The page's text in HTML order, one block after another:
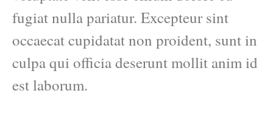
fugiat nulla pariatur. Excepteur sint
occaecat cupidatat non proident, sunt in
culpa qui officia deserunt mollit anim id
est laborum.